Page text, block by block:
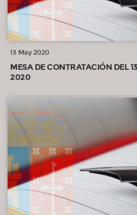
13 May 2020
MESA DE CONTRATACIÓN DEL
2020